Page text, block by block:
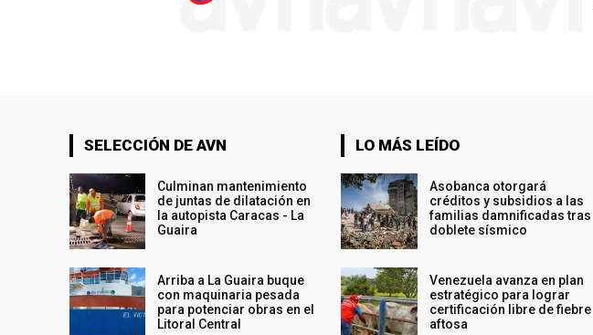
SELECCIÓN DE AVN
Culminan mantenimiento
de juntas de dilatación en
la autopista Caracas - La
Guaira
Arriba a La Guaira buque
con maquinaria pesada
para potenciar obras en el
Litoral Central
LO MÁS LEÍDO
Asobanca otorgará
créditos y subsidios a las
familias damnificadas tras
doblete sísmico
Venezuela avanza en plan
estratégico para lograr
certificación libre de fiebre
aftosa